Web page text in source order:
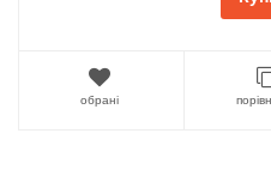
обрані